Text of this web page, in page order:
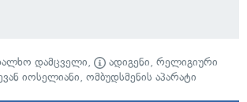
დამცველი, ადიგენი, რელიგიური
იოსელიანი, ომბუდსმენის აპარატი